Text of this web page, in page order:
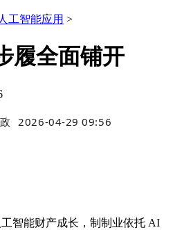
人工智能应用 >
履全面铺开
2026-04-29 09:56
能财产成长，制制业依托 AI